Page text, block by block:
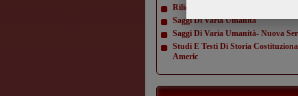
Rilievi Di Monumenti
Saggi Di Varia Umanità
Saggi Di Varia Umanità- Nuova
Studi E Testi Di Storia
Americ